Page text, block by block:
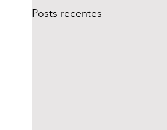
Posts recentes